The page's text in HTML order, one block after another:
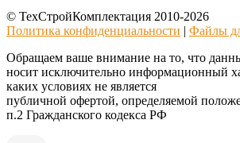
© ТехСтройКомплектация 2010-2026
Политика конфиденциальности | Файлы
Обращаем ваше внимание на то, что
носит исключительно информационный
каких условиях не является
публичной офертой, определяемой
п.2 Гражданского кодекса РФ